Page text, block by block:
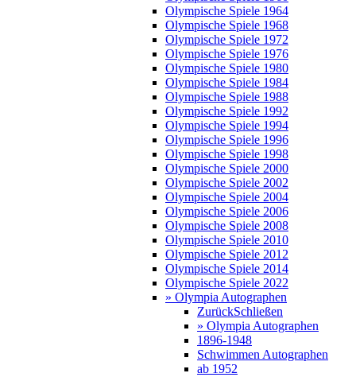
Olympische Spiele 1964
Olympische Spiele 1968
Olympische Spiele 1972
Olympische Spiele 1976
Olympische Spiele 1980
Olympische Spiele 1984
Olympische Spiele 1988
Olympische Spiele 1992
Olympische Spiele 1994
Olympische Spiele 1996
Olympische Spiele 1998
Olympische Spiele 2000
Olympische Spiele 2002
Olympische Spiele 2004
Olympische Spiele 2006
Olympische Spiele 2008
Olympische Spiele 2010
Olympische Spiele 2012
Olympische Spiele 2014
Olympische Spiele 2022
» Olympia Autographen
ZurückSchließen
» Olympia Autographen
1896-1948
Schwimmen Autographen
ab 1952